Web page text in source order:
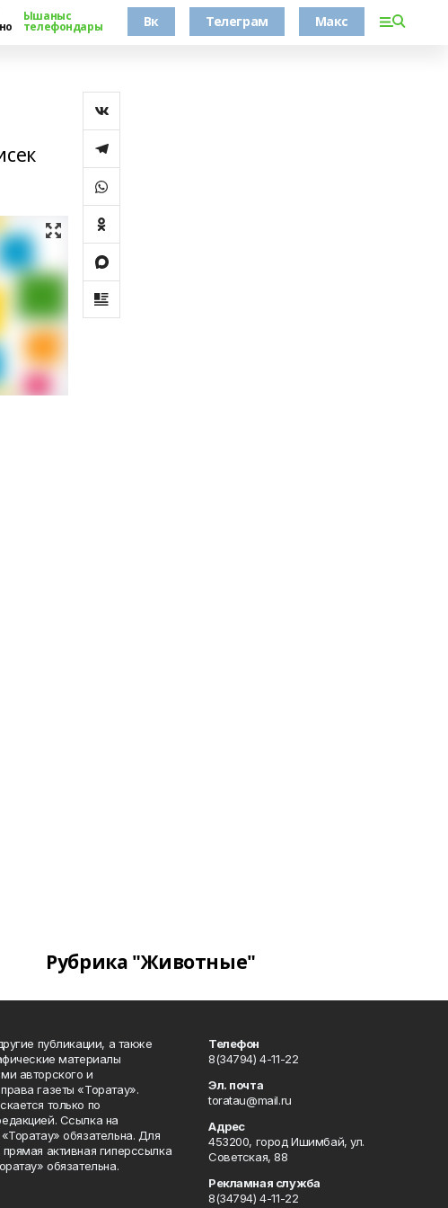
Ышаныс
телефондары Вк Телеграм Макс
Рубрика "Животные"
публикации, а также
материалы
авторского и
газеты «Торатау».
только по
Ссылка на
обязательна. Для
активная гиперссылка
обязательна.
Телефон
8(34794) 4-11-22
Эл. почта
toratau@mail.ru
Адрес
453200, город Ишимбай, ул.
Советская, 88
Рекламная служба
8(34794) 4-11-22